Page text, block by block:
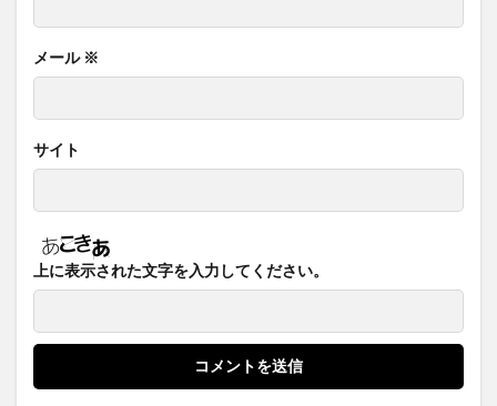
メール ※
サイト
上に表示された文字を入力してください。